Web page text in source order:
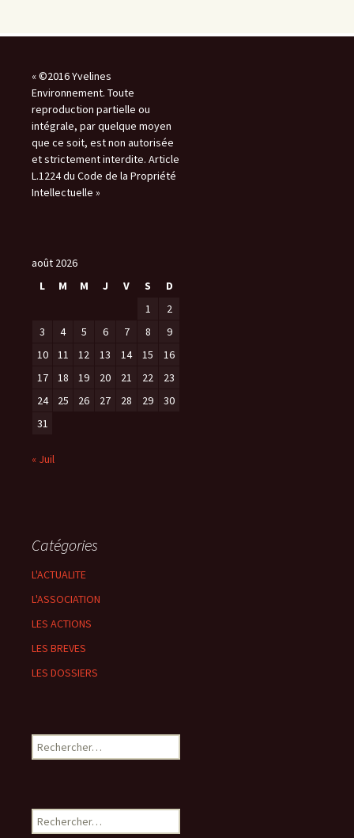
« ©2016 Yvelines
Environnement. Toute
reproduction partielle ou
intégrale, par quelque moyen
que ce soit, est non autorisée
et strictement interdite. Article
L.1224 du Code de la Propriété
Intellectuelle »
août 2026
L
M M J V S
D
1
2
3
4 5 6 7 8
9
10
11 12 13 14 15
16
17
18 19 20 21 22
23
24
25 26 27 28 29
30
31
« Juil
Catégories
L'ACTUALITE
L'ASSOCIATION
LES ACTIONS
LES BREVES
LES DOSSIERS
Rechercher :
Rechercher :